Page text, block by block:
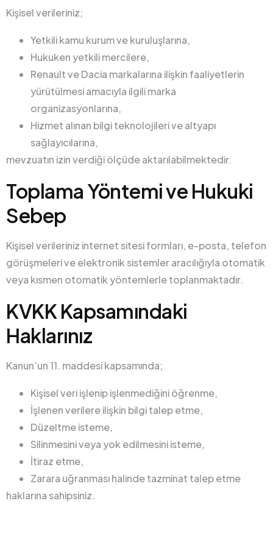
Kişisel verileriniz;
Yetkili kamu kurum ve kuruluşlarına,
Hukuken yetkili mercilere,
Renault ve Dacia markalarına ilişkin faaliyetlerin
yürütülmesi amacıyla ilgili marka
organizasyonlarına,
Hizmet alınan bilgi teknolojileri ve altyapı
sağlayıcılarına,
mevzuatın izin verdiği ölçüde aktarılabilmektedir.
Toplama Yöntemi ve Hukuki
Sebep
Kişisel verileriniz internet sitesi formları, e-posta, telefon
görüşmeleri ve elektronik sistemler aracılığıyla otomatik
veya kısmen otomatik yöntemlerle toplanmaktadır.
KVKK Kapsamındaki
Haklarınız
Kanun’un 11. maddesi kapsamında;
Kişisel veri işlenip işlenmediğini öğrenme,
İşlenen verilere ilişkin bilgi talep etme,
Düzeltme isteme,
Silinmesini veya yok edilmesini isteme,
İtiraz etme,
Zarara uğranması halinde tazminat talep etme
haklarına sahipsiniz.